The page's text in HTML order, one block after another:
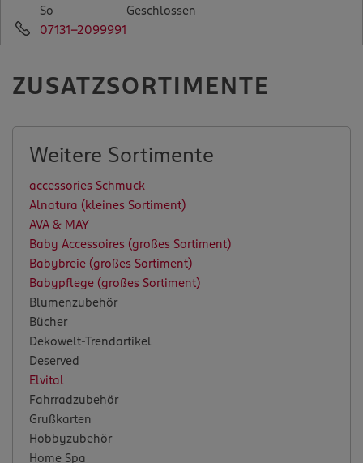
So
Geschlossen
07131-2099991
ZUSATZSORTIMENTE
Weitere Sortimente
accessories Schmuck
Alnatura (kleines Sortiment)
AVA & MAY
Baby Accessoires (großes Sortiment)
Babybreie (großes Sortiment)
Babypflege (großes Sortiment)
Blumenzubehör
Bücher
Dekowelt-Trendartikel
Deserved
Elvital
Fahrradzubehör
Grußkarten
Hobbyzubehör
Home Spa